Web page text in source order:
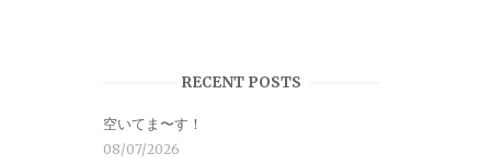
RECENT POSTS
空いてま〜す！
08/07/2026